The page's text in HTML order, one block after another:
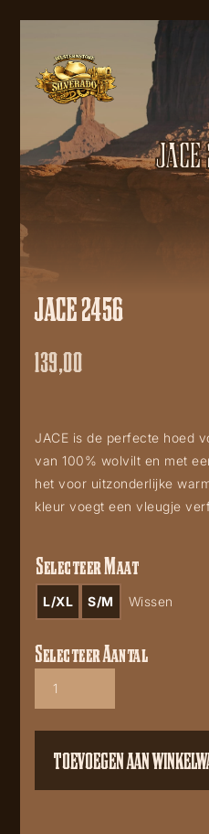
JACE 2456
139,00
JACE is de perfecte hoed
van 100% wolvilt en met
het voor uitzonderlijke
kleur voegt een vleugje
Selecteer Maat
L/XL S/M Wissen
Jace
Selecteer Aantal
TOEVOEGEN AAN